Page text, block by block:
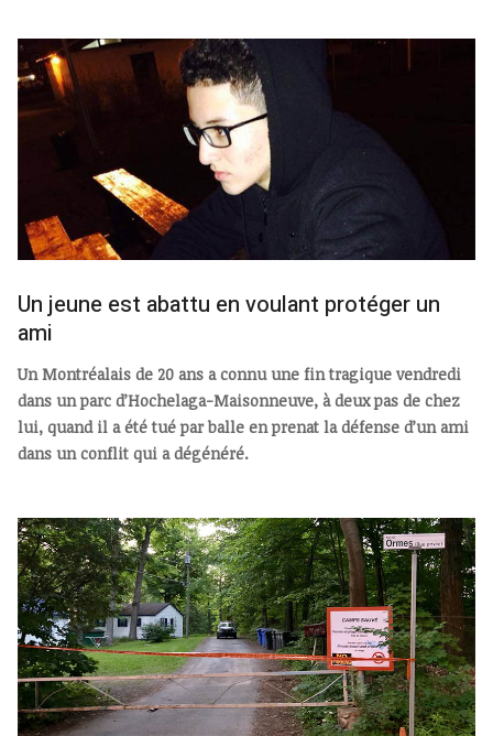
Un jeune est abattu en voulant protéger un
ami
Un Montréalais de 20 ans a connu une fin tragique vendredi
dans un parc d’Hochelaga-Maisonneuve, à deux pas de chez
lui, quand il a été tué par balle en prenat la défense d’un ami
dans un conflit qui a dégénéré.